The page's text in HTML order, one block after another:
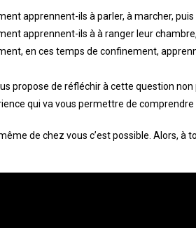
apprennent-ils à parler, à marcher, puis
apprennent-ils à à ranger leur
en ces temps de confinement,
propose de réfléchir à cette question non
qui va vous permettre de comprendre
de chez vous c’est possible. Alors, à